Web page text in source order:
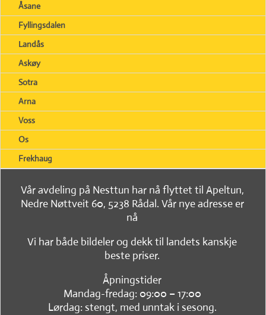
Åsane
Fyllingsdalen
Landås
Askøy
Sotra
Arna
Voss
Os
Frekhaug
Vår avdeling på Nesttun har nå flyttet til Apeltun,
Nedre Nøttveit 60, 5238 Rådal. Vår nye adresse er
nå
Vi har både bildeler og dekk til landets kanskje
beste priser.
Åpningstider
Mandag-fredag: 09:00 – 17:00
Lørdag: stengt, med unntak i sesong.